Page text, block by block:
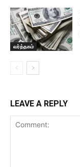
வர்த்தகம்
LEAVE A REPLY